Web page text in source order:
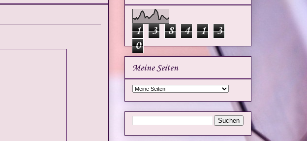
1 3 8 4 1
3
0
Meine Seiten